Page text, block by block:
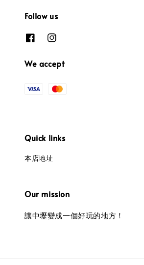
Follow us
We accept
Quick links
本店地址
Our mission
讓中壢變成一個好玩的地方！